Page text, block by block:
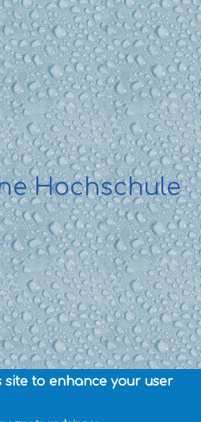
Hochschule
site to enhance your user